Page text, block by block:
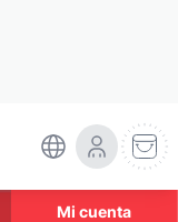
Mi cuenta